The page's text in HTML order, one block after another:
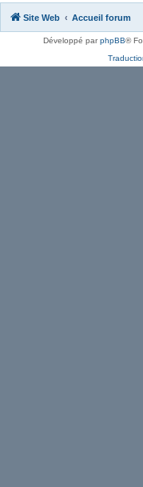
Site Web Accueil forum
Développé parphpBB®